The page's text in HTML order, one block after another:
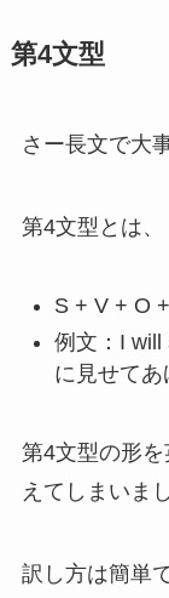
第4文型
さー長文で大
第4文型とは、
S + V + O
例文：I will
に見せてあ
第4文型の形
えてしまいま
訳し方は簡単